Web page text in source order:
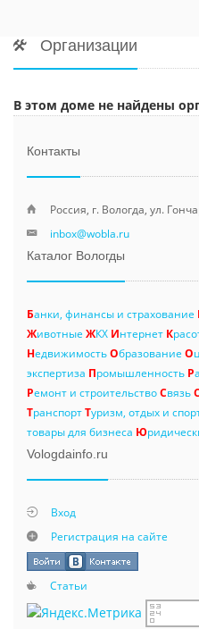
Организации
В этом доме не найдены
Контакты
Россия, г. Вологда, ул.
inbox@wobla.ru
Каталог Вологды
Банки, финансы и страхование
Животные ЖКХ Интернет К
НедвижимостьОбразование О
экспертиза Промышленность Р
Ремонт и строительствоСвязьС
ТранспортТуризм, отдых и
товары для бизнеса Ю
Vologdainfo.ru
Вход
Регистрация на сайте
Статьи